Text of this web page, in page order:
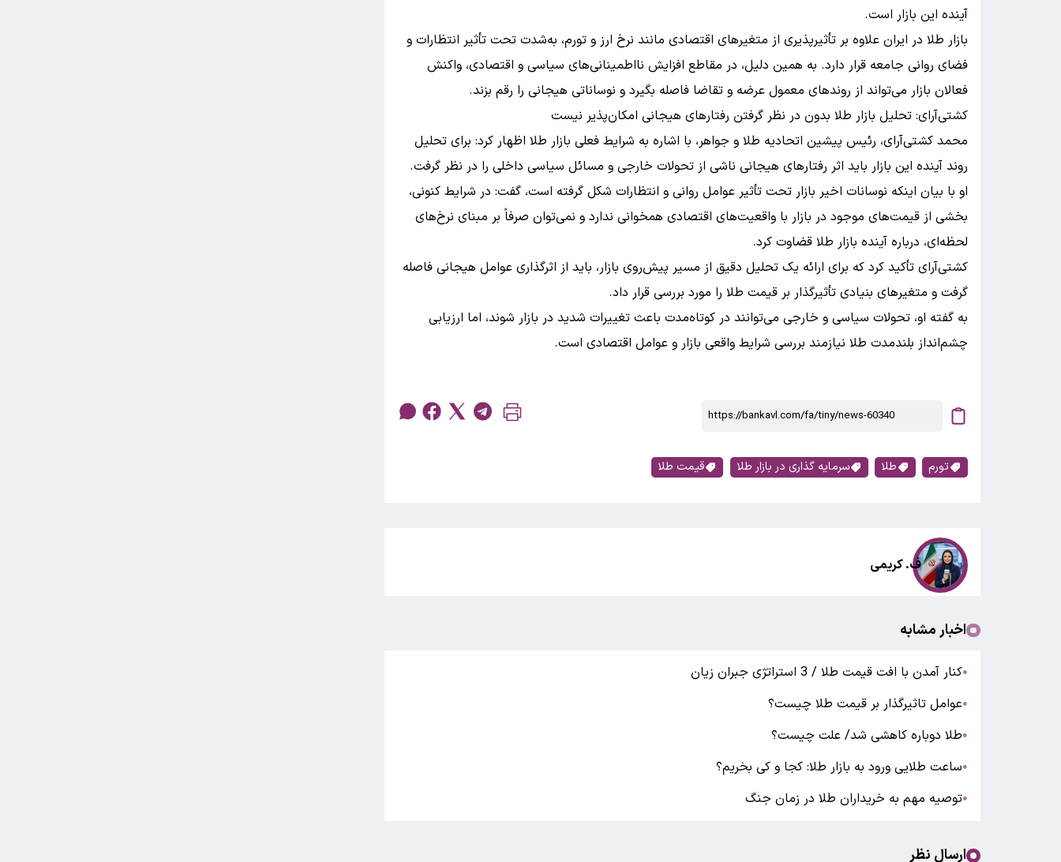
آینده این بازار است.
بازار طلا در ایران علاوه بر تأثیرپذیری از متغیرهای اقتصادی مانند نرخ ارز و تورم، به‌شدت تحت تأثیر انتظارات و
فضای روانی جامعه قرار دارد. به همین دلیل، در مقاطع افزایش نااطمینانی‌های سیاسی و اقتصادی، واکنش
فعالان بازار می‌تواند از روندهای معمول عرضه و تقاضا فاصله بگیرد و نوساناتی هیجانی را رقم بزند.
کشتی‌آرای: تحلیل بازار طلا بدون در نظر گرفتن رفتارهای هیجانی امکان‌پذیر نیست
محمد کشتی‌آرای، رئیس پیشین اتحادیه طلا و جواهر، با اشاره به شرایط فعلی بازار طلا اظهار کرد: برای تحلیل
روند آینده این بازار باید اثر رفتارهای هیجانی ناشی از تحولات خارجی و مسائل سیاسی داخلی را در نظر گرفت.
او با بیان اینکه نوسانات اخیر بازار تحت تأثیر عوامل روانی و انتظارات شکل گرفته است، گفت: در شرایط کنونی،
بخشی از قیمت‌های موجود در بازار با واقعیت‌های اقتصادی همخوانی ندارد و نمی‌توان صرفاً بر مبنای نرخ‌های
لحظه‌ای، درباره آینده بازار طلا قضاوت کرد.
کشتی‌آرای تأکید کرد که برای ارائه یک تحلیل دقیق از مسیر پیش‌روی بازار، باید از اثرگذاری عوامل هیجانی فاصله
گرفت و متغیرهای بنیادی تأثیرگذار بر قیمت طلا را مورد بررسی قرار داد.
به گفته او، تحولات سیاسی و خارجی می‌توانند در کوتاه‌مدت باعث تغییرات شدید در بازار شوند، اما ارزیابی
چشم‌انداز بلندمدت طلا نیازمند بررسی شرایط واقعی بازار و عوامل اقتصادی است.
تورم طلا سرمایه گذاری در بازار طلا قیمت طلا
ف. کریمی
اخبار مشابه
●کنار آمدن با افت قیمت طلا / 3 استراتژی جبران زیان
●عوامل تاثیرگذار بر قیمت طلا چیست؟
●طلا دوباره کاهشی شد/ علت چیست؟
●ساعت طلایی ورود به بازار طلا: کجا و کی بخریم؟
●توصیه مهم به خریداران طلا در زمان جنگ
ارسال نظر